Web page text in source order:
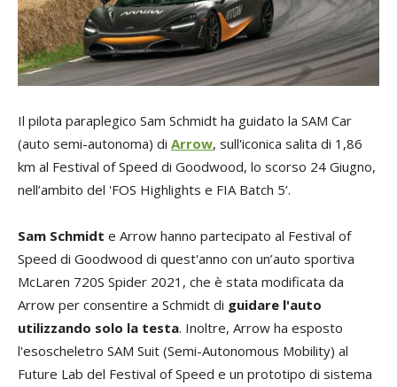
Il pilota paraplegico Sam Schmidt ha guidato la SAM Car
(auto semi-autonoma) di Arrow, sull'iconica salita di 1,86
km al Festival of Speed di Goodwood, lo scorso 24 Giugno,
nell’ambito del 'FOS Highlights e FIA Batch 5’.
Sam Schmidt e Arrow hanno partecipato al Festival of
Speed di Goodwood di quest'anno con un’auto sportiva
McLaren 720S Spider 2021, che è stata modificata da
Arrow per consentire a Schmidt di guidare l'auto
utilizzando solo la testa. Inoltre, Arrow ha esposto
l'esoscheletro SAM Suit (Semi-Autonomous Mobility) al
Future Lab del Festival of Speed e un prototipo di sistema